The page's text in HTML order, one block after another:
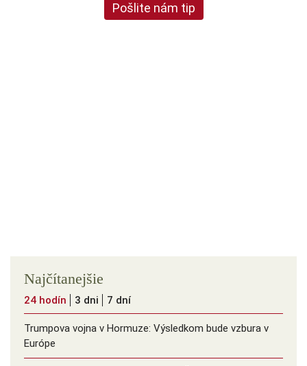
Pošlite nám tip
Najčítanejšie
24 hodín 3 dni 7 dní
Trumpova vojna v Hormuze: Výsledkom bude vzbura v
Európe